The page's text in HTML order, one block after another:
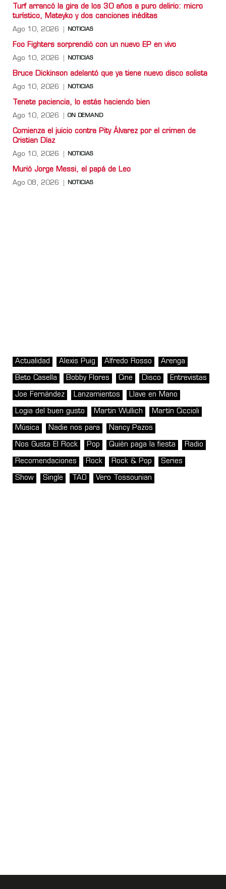
Turf arrancó la gira de los 30 años a puro delirio: micro
turístico, Mateyko y dos canciones inéditas
Ago 10, 2026 NOTICIAS
Foo Fighters sorprendió con un nuevo EP en vivo
Ago 10, 2026 NOTICIAS
Bruce Dickinson adelantó que ya tiene nuevo disco solista
Ago 10, 2026 NOTICIAS
Tenete paciencia, lo estás haciendo bien
Ago 10, 2026 ON DEMAND
Comienza el juicio contra Pity Álvarez por el crimen de
Cristian Díaz
Ago 10, 2026 NOTICIAS
Murió Jorge Messi, el papá de Leo
Ago 08, 2026 NOTICIAS
Actualidad Alexis Puig Alfredo Rosso Arenga
Beto Casella Bobby Flores Cine Disco Entrevistas
Joe Fernández Lanzamientos Llave en Mano
Logia del buen gusto Martin Wullich Martín Ciccioli
Música Nadie nos para Nancy Pazos
Nos Gusta El Rock Pop Quién paga la fiesta Radio
Recomendaciones Rock Rock & Pop Series
Show Single TAO Vero Tossounian